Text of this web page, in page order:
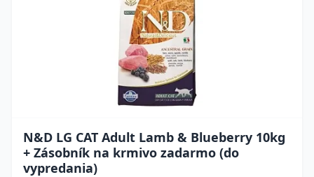
N&D LG CAT Adult Lamb & Blueberry 10kg
+ Zásobník na krmivo zadarmo (do
vypredania)